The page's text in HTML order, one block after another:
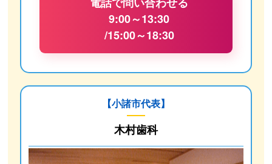
9:00～13:30
/15:00～18:30
【小諸市代表】
木村歯科